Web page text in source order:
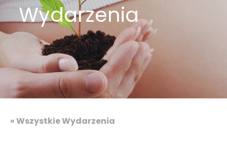
Wydarzenia
« Wszystkie Wydarzenia